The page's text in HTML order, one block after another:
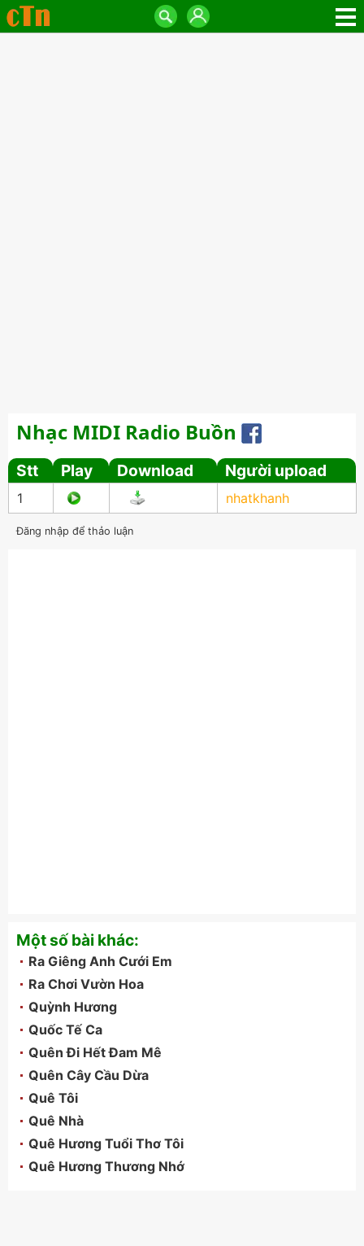
Nhạc MIDI Radio Buồn
Stt Play Download Người upload
1 nhatkhanh
Đăng nhập để thảo luận
Một số bài khác:
Ra Giêng Anh Cưới Em
Ra Chơi Vườn Hoa
Quỳnh Hương
Quốc Tế Ca
Quên Đi Hết Đam Mê
Quên Cây Cầu Dừa
Quê Tôi
Quê Nhà
Quê Hương Tuổi Thơ Tôi
Quê Hương Thương Nhớ